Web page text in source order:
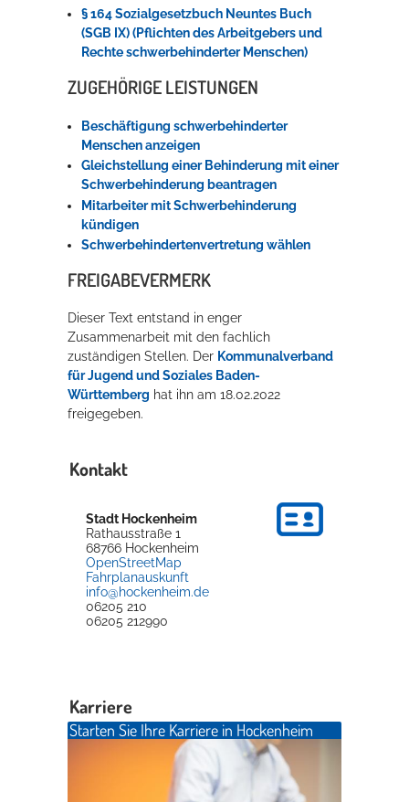
§ 164 Sozialgesetzbuch Neuntes Buch
(SGB IX) (Pflichten des Arbeitgebers und
Rechte schwerbehinderter Menschen)
ZUGEHÖRIGE LEISTUNGEN
Beschäftigung schwerbehinderter
Menschen anzeigen
Gleichstellung einer Behinderung mit einer
Schwerbehinderung beantragen
Mitarbeiter mit Schwerbehinderung
kündigen
Schwerbehindertenvertretung wählen
FREIGABEVERMERK
Dieser Text entstand in enger
Zusammenarbeit mit den fachlich
zuständigen Stellen. Der Kommunalverband
für Jugend und Soziales Baden-
Württemberg hat ihn am 18.02.2022
freigegeben.
Kontakt
Stadt Hockenheim
Rathausstraße 1
68766 Hockenheim
OpenStreetMap
Fahrplanauskunft
info@hockenheim.de
06205 210
06205 212990
Karriere
Starten Sie Ihre Karriere in Hockenheim